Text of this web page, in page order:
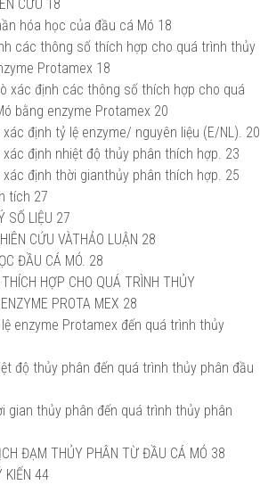
CỨU 18
hóa học của đầu cá Mó 18
các thông số thích hợp cho quá trình thủy
Protamex 18
xác định các thông số thích hợp cho quá
bằng enzyme Protamex 20
định tỷ lệ enzyme/ nguyên liệu (E/NL). 20
định nhiệt độ thủy phân thích hợp. 23
định thời gianthủy phân thích hợp. 25
tích 27
SỐ LIỆU 27
CỨU VÀTHẢO LUẬN 28
ĐẦU CÁ MÓ. 28
HỢP CHO QUÁ TRÌNH THỦY
PROTA MEX 28
enzyme Protamex đến quá trình thủy
độ thủy phân đến quá trình thủy phân đầu
gian thủy phân đến quá trình thủy phân
ĐẠM THỦY PHÂN TỪ ĐẦU CÁ MÓ 38
KIẾN 44